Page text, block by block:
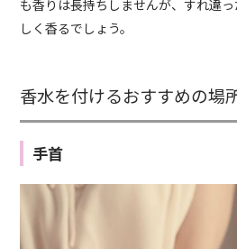
も香りは長持ちしませんが、すれ違
しく香るでしょう。
香水を付けるおすすめの場
手首